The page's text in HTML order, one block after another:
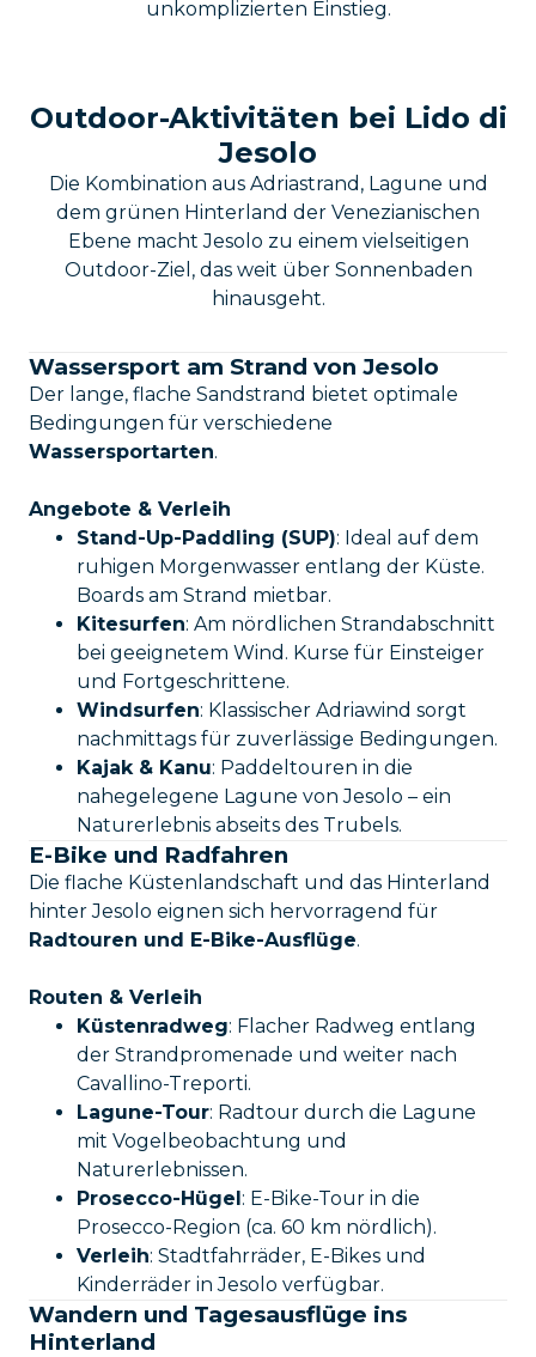
unkomplizierten Einstieg.
Outdoor-Aktivitäten bei Lido di
Jesolo
Die Kombination aus Adriastrand, Lagune und
dem grünen Hinterland der Venezianischen
Ebene macht Jesolo zu einem vielseitigen
Outdoor-Ziel, das weit über Sonnenbaden
hinausgeht.
Wassersport am Strand von Jesolo
Der lange, flache Sandstrand bietet optimale
Bedingungen für verschiedene
Wassersportarten.
Angebote & Verleih
Stand-Up-Paddling (SUP): Ideal auf dem
ruhigen Morgenwasser entlang der Küste.
Boards am Strand mietbar.
Kitesurfen: Am nördlichen Strandabschnitt
bei geeignetem Wind. Kurse für Einsteiger
und Fortgeschrittene.
Windsurfen: Klassischer Adriawind sorgt
nachmittags für zuverlässige Bedingungen.
Kajak & Kanu: Paddeltouren in die
nahegelegene Lagune von Jesolo – ein
Naturerlebnis abseits des Trubels.
E-Bike und Radfahren
Die flache Küstenlandschaft und das Hinterland
hinter Jesolo eignen sich hervorragend für
Radtouren und E-Bike-Ausflüge.
Routen & Verleih
Küstenradweg: Flacher Radweg entlang
der Strandpromenade und weiter nach
Cavallino-Treporti.
Lagune-Tour: Radtour durch die Lagune
mit Vogelbeobachtung und
Naturerlebnissen.
Prosecco-Hügel: E-Bike-Tour in die
Prosecco-Region (ca. 60 km nördlich).
Verleih: Stadtfahrräder, E-Bikes und
Kinderräder in Jesolo verfügbar.
Wandern und Tagesausflüge ins
Hinterland